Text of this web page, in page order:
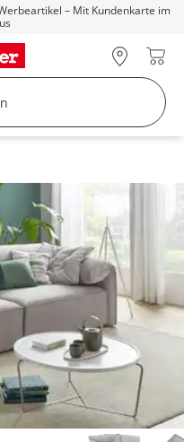
– Mit Kundenkarte im